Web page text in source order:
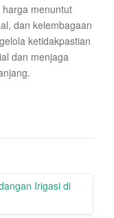
harga menuntut
dan kelembagaan
ketidakpastian
dan menjaga
Irigasi di